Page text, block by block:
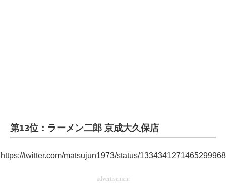
ITエンジニア向け専門サイト
企業向けIT製品の総合サイト
IT製品の技術・比較・事例
第13位：ラーメン二郎 京成大久保店
https://twitter.com/matsujun1973/status/1334341271465299968
advertisement